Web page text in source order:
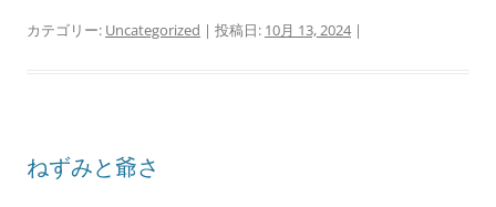
カテゴリー: Uncategorized | 投稿日: 10月 13, 2024|
ねずみと爺さ